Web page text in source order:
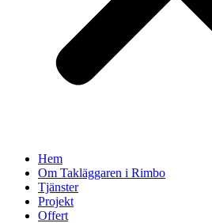
Hem
Om Takläggaren i Rimbo
Tjänster
Projekt
Offert